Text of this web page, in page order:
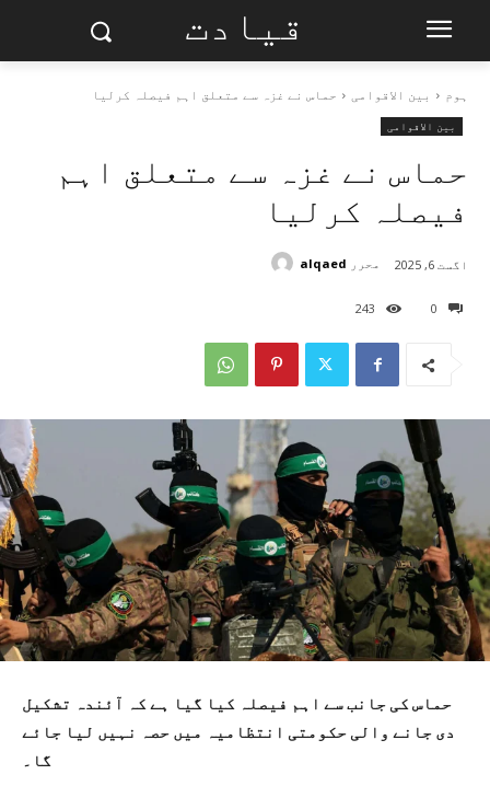
قیادت
ہوم بین الاقوامی حماس نے غزہ سے متعلق اہم فیصلہ کرلیا
بین الاقوامی
حماس نے غزہ سے متعلق اہم
فیصلہ کرلیا
0
243
اگست 6, 2025 محرر alqaed
حماس کی جانب سے اہم فیصلہ کیا گیا ہے کہ آئندہ تشکیل
دی جانے والی حکومتی انتظامیہ میں حصہ نہیں لیا جائے
گا۔